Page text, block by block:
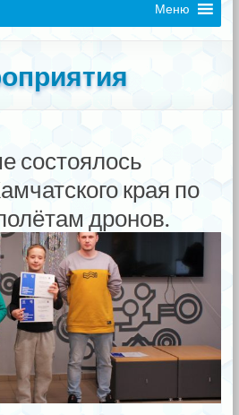
Меню
состоялось
края по
дронов.